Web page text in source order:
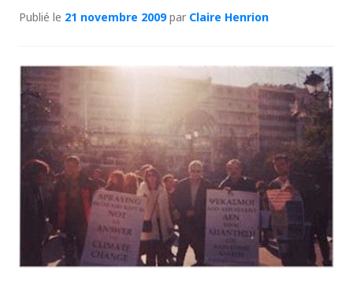
Publié le 21 novembre 2009par Claire Henrion